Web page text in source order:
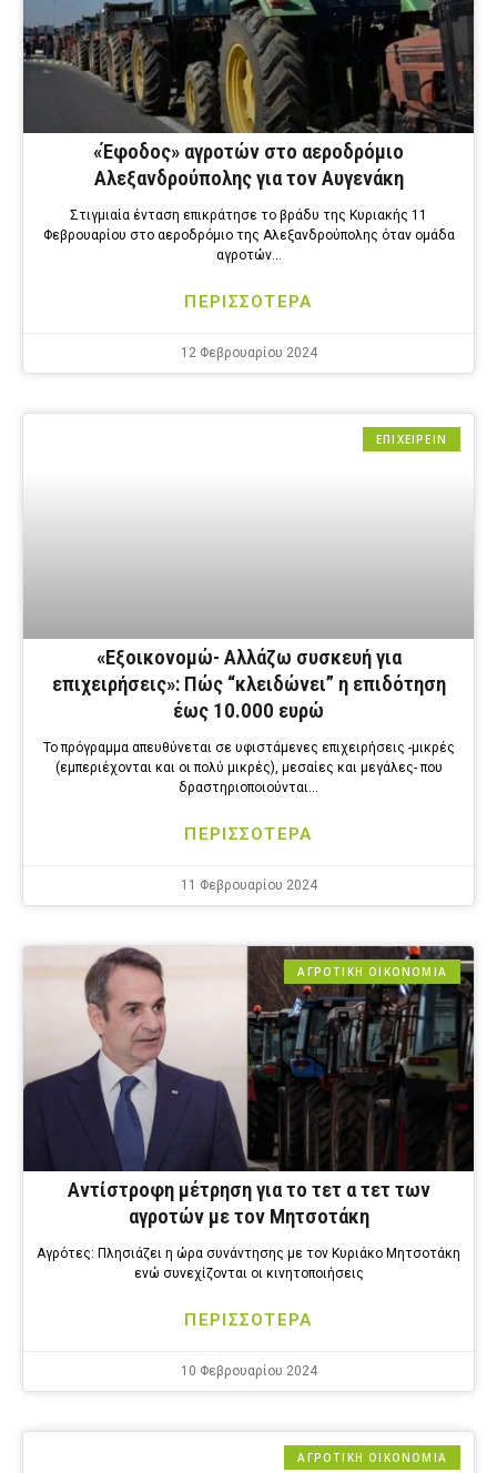
«Έφοδος» αγροτών στο αεροδρόμιο
Αλεξανδρούπολης για τον Αυγενάκη
Στιγμιαία ένταση επικράτησε το βράδυ της Κυριακής 11
Φεβρουαρίου στο αεροδρόμιο της Αλεξανδρούπολης όταν ομάδα
αγροτών…
ΠΕΡΙΣΣΟΤΕΡΑ
12 Φεβρουαρίου 2024
ΕΠΙΧΕΙΡΕΙΝ
«Εξοικονομώ- Αλλάζω συσκευή για
επιχειρήσεις»: Πώς “κλειδώνει” η επιδότηση
έως 10.000 ευρώ
Το πρόγραμμα απευθύνεται σε υφιστάμενες επιχειρήσεις -μικρές
(εμπεριέχονται και οι πολύ μικρές), μεσαίες και μεγάλες- που
δραστηριοποιούνται…
ΠΕΡΙΣΣΟΤΕΡΑ
11 Φεβρουαρίου 2024
ΑΓΡΟΤΙΚΗ ΟΙΚΟΝΟΜΙΑ
Αντίστροφη μέτρηση για το τετ α τετ των
αγροτών με τον Μητσοτάκη
Αγρότες: Πλησιάζει η ώρα συνάντησης με τον Κυριάκο Μητσοτάκη
ενώ συνεχίζονται οι κινητοποιήσεις
ΠΕΡΙΣΣΟΤΕΡΑ
10 Φεβρουαρίου 2024
ΑΓΡΟΤΙΚΗ ΟΙΚΟΝΟΜΙΑ